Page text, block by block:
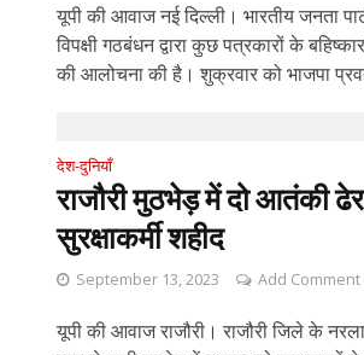
यूपी की आवाज नई दिल्ली। भारतीय जनता
विपक्षी गठबंधन द्वारा कुछ पत्रकारों के
की आलोचना की है। शुक्रवार को भाजपा
देश-दुनियाँ
राजौरी मुठभेड़ में दो आतंकी
सुरक्षाकर्मी शहीद
September 13, 2023 Add Comment
यूपी की आवाज राजौरी। राजौरी जिले के